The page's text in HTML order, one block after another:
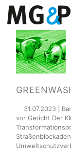
31.07.2023 |
vor Gericht Der